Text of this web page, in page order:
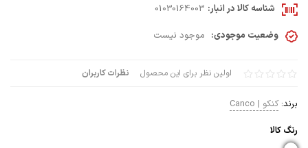
اولین نظر برای این محصول نظرات کاربران
برند: کنکو | Canco
رنگ كالا
شناسه کالا در انبار: 01030164003
وضعیت موجودی: موجود نیست